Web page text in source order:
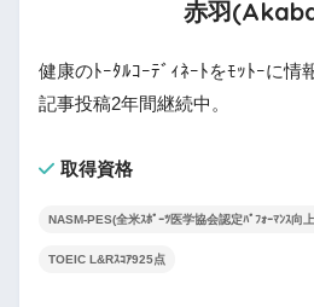
赤羽
健康のﾄｰﾀﾙｺｰﾃﾞｨﾈｰﾄをﾓｯﾄｰに情
記事投稿2年間継続中。
取得資格
NASM-PES(全米ｽﾎﾟｰﾂ医学協会認定ﾊﾟﾌｫｰﾏﾝｽ向
TOEIC L&Rｽｺｱ925点